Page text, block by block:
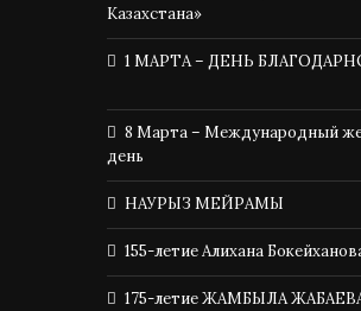
Казахстана»
1 МАРТА – ДЕНЬ
8 Марта – Международный
день
НАУРЫЗ МЕЙРАМЫ
155-летие Алихана
175-летие ЖАМБЫЛА